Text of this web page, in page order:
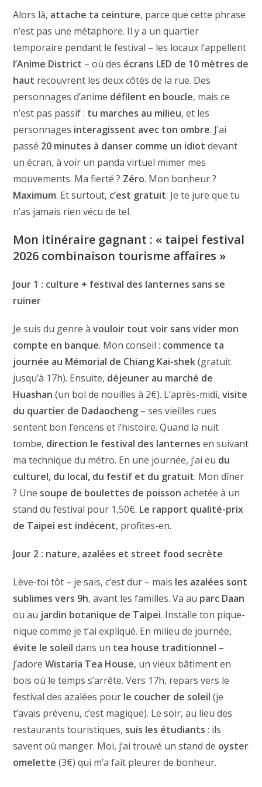
Alors là, attache ta ceinture, parce que cette phrase
n’est pas une métaphore. Il y a un quartier
temporaire pendant le festival – les locaux l’appellent
l’Anime District – où des écrans LED de 10 mètres de
haut recouvrent les deux côtés de la rue. Des
personnages d’anime défilent en boucle, mais ce
n’est pas passif : tu marches au milieu, et les
personnages interagissent avec ton ombre. J’ai
passé 20 minutes à danser comme un idiot devant
un écran, à voir un panda virtuel mimer mes
mouvements. Ma fierté ? Zéro. Mon bonheur ?
Maximum. Et surtout, c’est gratuit. Je te jure que tu
n’as jamais rien vécu de tel.
Mon itinéraire gagnant : « taipei festival
2026 combinaison tourisme affaires »
Jour 1 : culture + festival des lanternes sans se
ruiner
Je suis du genre àvouloir tout voir sans vider mon
compte en banque. Mon conseil : commence ta
journée au Mémorial de Chiang Kai-shek(gratuit
jusqu’à 17h). Ensuite, déjeuner au marché de
Huashan (un bol de nouilles à 2€). L’après-midi,visite
du quartier de Dadaocheng – ses vieilles rues
sentent bon l’encens et l’histoire. Quand la nuit
tombe, direction le festival des lanternes en suivant
ma technique du métro. En une journée, j’ai eu du
culturel, du local, du festif et du gratuit. Mon dîner
? Une soupe de boulettes de poisson achetée à un
stand du festival pour 1,50€. Le rapport qualité-prix
de Taipei est indécent, profites-en.
Jour 2 : nature, azalées et street food secrète
Lève-toi tôt – je sais, c’est dur – mais les azalées sont
sublimes vers 9h, avant les familles. Va au parc Daan
ou au jardin botanique de Taipei. Installe ton pique-
nique comme je t’ai expliqué. En milieu de journée,
évite le soleil dans un tea house traditionnel –
j’adoreWistaria Tea House, un vieux bâtiment en
bois où le temps s’arrête. Vers 17h, repars vers le
festival des azalées pour le coucher de soleil (je
t’avais prévenu, c’est magique). Le soir, au lieu des
restaurants touristiques, suis les étudiants : ils
savent où manger. Moi, j’ai trouvé un stand de oyster
omelette (3€) qui m’a fait pleurer de bonheur.